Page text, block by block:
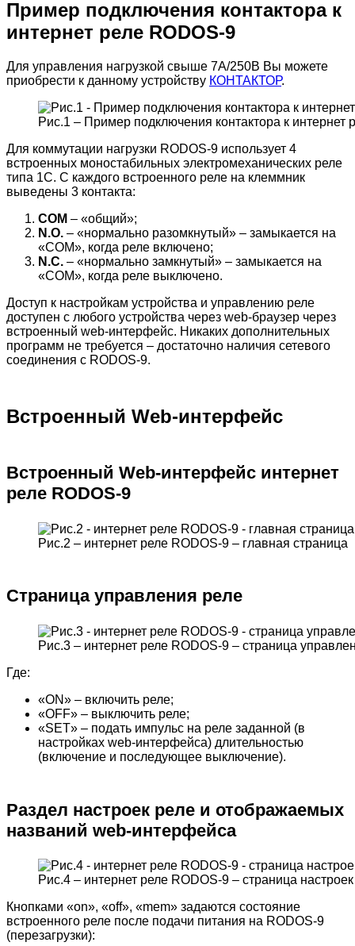
Пример подключения контактора к
интернет реле RODOS-9
Для управления нагрузкой свыше 7А/250В Вы можете
приобрести к данному устройству КОНТАКТОР.
Рис.1 – Пример подключения контактора к интернет
Для коммутации нагрузки RODOS-9 использует 4
встроенных моностабильных электромеханических реле
типа 1C. С каждого встроенного реле на клеммник
выведены 3 контакта:
COM – «общий»;
N.O. – «нормально разомкнутый» – замыкается на
«COM», когда реле включено;
N.C. – «нормально замкнутый» – замыкается на
«COM», когда реле выключено.
Доступ к настройкам устройства и управлению реле
доступен с любого устройства через web-браузер через
встроенный web-интерфейс. Никаких дополнительных
программ не требуется – достаточно наличия сетевого
соединения с RODOS-9.
Встроенный Web-интерфейс
Встроенный Web-интерфейс интернет
реле RODOS-9
Рис.2 – интернет реле RODOS-9 – главная страница
Страница управления реле
Рис.3 – интернет реле RODOS-9 – страница
Где:
«ON» – включить реле;
«OFF» – выключить реле;
«SET» – подать импульс на реле заданной (в
настройках web-интерфейса) длительностью
(включение и последующее выключение).
Раздел настроек реле и отображаемых
названий web-интерфейса
Рис.4 – интернет реле RODOS-9 – страница
Кнопками «on», «off», «mem» задаются состояние
встроенного реле после подачи питания на RODOS-9
(перезагрузки):